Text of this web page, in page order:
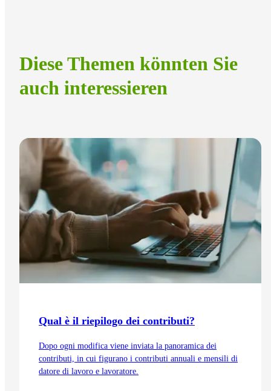
Diese Themen könnten Sie
auch interessieren
Qual è il riepilogo dei contributi?
Dopo ogni modifica viene inviata la panoramica dei
contributi, in cui figurano i contributi annuali e mensili di
datore di lavoro e lavoratore.